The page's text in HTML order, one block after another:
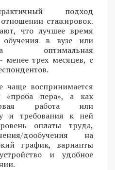
подход
стажировок.
что лучшее время
в вузе или
оптимальная
менее трех месяцев, с
чаще воспринимается
«проба пера», а как
работа или
и требования к ней
оплаты труда,
дообучения на
график, варианты
и удобное